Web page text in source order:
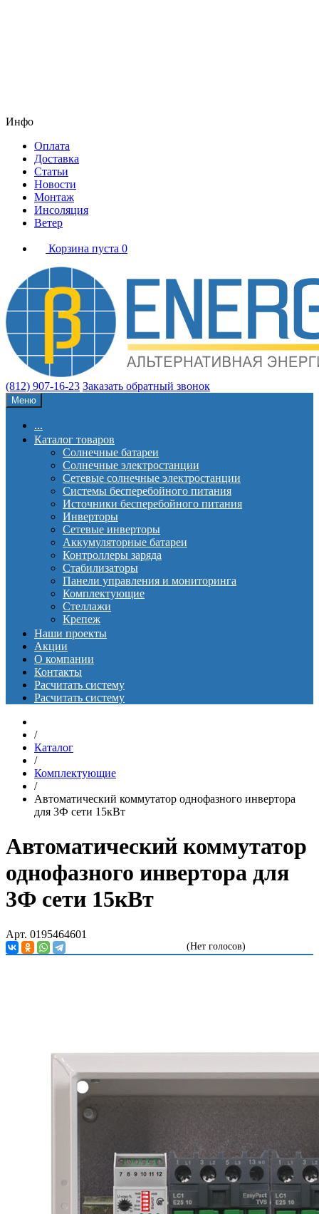
Инфо
Оплата
Доставка
Статьи
Новости
Монтаж
Инсоляция
Ветер
Корзина пуста 0
(812) 907-16-23 Заказать обратный звонок
Меню
...
Каталог товаров
Солнечные батареи
Солнечные электростанции
Сетевые солнечные электростанции
Системы бесперебойного питания
Источники бесперебойного питания
Инверторы
Сетевые инверторы
Аккумуляторные батареи
Контроллеры заряда
Стабилизаторы
Панели управления и мониторинга
Комплектующие
Стеллажи
Крепеж
Наши проекты
Акции
О компании
Контакты
Расчитать систему
Расчитать систему
/
Каталог
/
Комплектующие
/
Автоматический коммутатор однофазного инвертора
для 3Ф сети 15кВт
Автоматический коммутатор
однофазного инвертора для
3Ф сети 15кВт
Арт. 0195464601
(Нет голосов)